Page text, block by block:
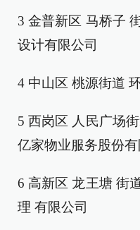
3 金普新区 马桥子
设计有限公司
4 中山区 桃源街道
5 西岗区 人民广场
亿家物业服务股份
6 高新区 龙王塘 街
理 有限公司